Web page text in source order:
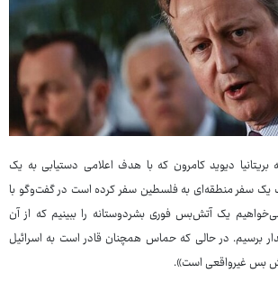
بریتانیا دیوید کامرون که با هدف اعلامی دستیابی به یک
سفر منطقه‌ای به فلسطین سفر کرده است در گفت‌وگو با
یک آتش‌بس فوری بشردوستانه را ببینیم که از آن
برسیم. در حالی که حماس همچنان قادر است به اسرائیل
بس غیرواقعی است».